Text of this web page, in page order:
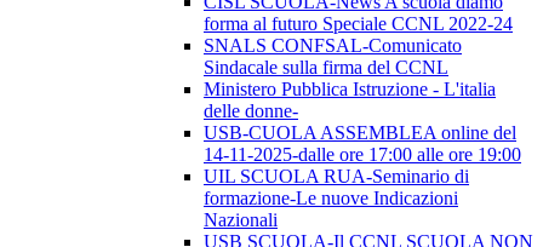
forma al futuro Speciale CCNL 2022-24
SNALS CONFSAL-Comunicato
Sindacale sulla firma del CCNL
Ministero Pubblica Istruzione - L'italia
delle donne-
USB-CUOLA ASSEMBLEA online del
14-11-2025-dalle ore 17:00 alle ore 19:00
UIL SCUOLA RUA-Seminario di
formazione-Le nuove Indicazioni
Nazionali
USB SCUOLA-Il CCNL SCUOLA NON